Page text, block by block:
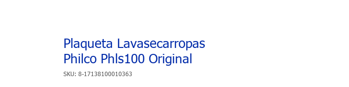
Plaqueta Lavasecarropas
Philco Phls100 Original
SKU: 8-17138100010363